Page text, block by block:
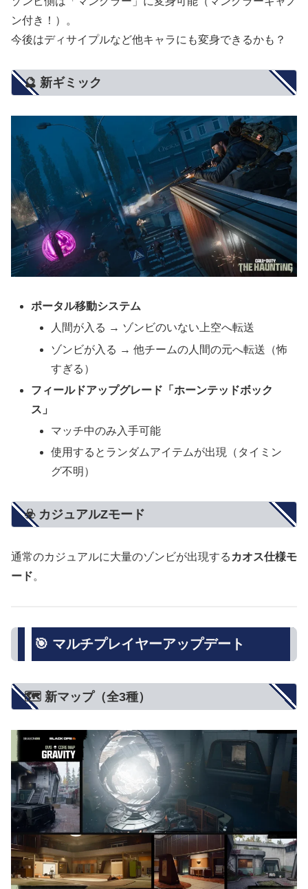
ン付き！）。
今後はディサイプルなど他キャラにも変身できるかも？
🔮 新ギミック
ポータル移動システム
人間が入る → ゾンビのいない上空へ転送
ゾンビが入る → 他チームの人間の元へ転送（怖
すぎる）
フィールドアップグレード「ホーンテッドボック
ス」
マッチ中のみ入手可能
使用するとランダムアイテムが出現（タイミン
グ不明）
☣️ カジュアルZモード
通常のカジュアルに大量のゾンビが出現するカオス仕様モ
ード。
🎯 マルチプレイヤーアップデート
🗺️ 新マップ（全3種）